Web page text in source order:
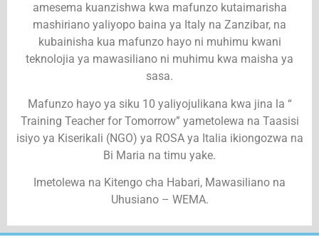
amesema kuanzishwa kwa mafunzo kutaimarisha
mashiriano yaliyopo baina ya Italy na Zanzibar, na
kubainisha kua mafunzo hayo ni muhimu kwani
teknolojia ya mawasiliano ni muhimu kwa maisha ya
sasa.
Mafunzo hayo ya siku 10 yaliyojulikana kwa jina la “
Training Teacher for Tomorrow” yametolewa na Taasisi
isiyo ya Kiserikali (NGO) ya ROSA ya Italia ikiongozwa na
Bi Maria na timu yake.
Imetolewa na Kitengo cha Habari, Mawasiliano na
Uhusiano – WEMA.